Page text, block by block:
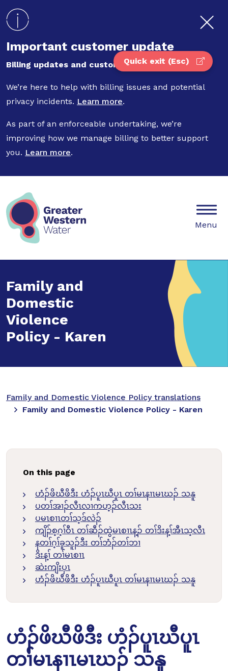
Important customer update
Billing updates and customer privacy
We’re here to help with billing issues and potential
privacy incidents. Learn more.
As part of an enforceable undertaking, we’re
improving how we manage billing to better support
you. Learn more.
Mobile
Menu
Family and
Domestic
Violence
Policy - Karen
Family and Domestic Violence Policy translations
Family and Domestic Violence Policy - Karen
On this page
ဟံၣ်ဖိဃီဖိဒီး ဟံၣ်ပူၤဃီပူၤ တၢ်မၤနၢၤမၤဃၣ် သနူ
ပတၢ်အၢၣ်လီၤလၢကဟ့ၣ်လီၤသး
ပမၤစၢၤတၢ်သ့ဒ်လဲၣ်
ကျိၣ်စ့ဂ့ၢ်ဝီၤ တၢ်ဆီၣ်ထွဲမၤစၢၤန့ၣ် တၢ်ဒိးန့ၢ်အီၤသ့လီၤ
နတၢ်ဂ့ၢ်ခူသူၣ်ဒီး တၢ်ဘံၣ်တၢ်ဘၢ
ဒိးန့ၢ် တၢ်မၤစၢၤ
ဆဲးကျိးပှၤ
ဟံၣ်ဖိဃီဖိဒီး ဟံၣ်ပူၤဃီပူၤ တၢ်မၤနၢၤမၤဃၣ် သနူ
ဟံၣ်ဖိဃီဖိဒီး ဟံၣ်ပူၤဃီပူၤ
တၢ်မၤနၢၤမၤဃၣ် သနူ
Quick exit (Esc)